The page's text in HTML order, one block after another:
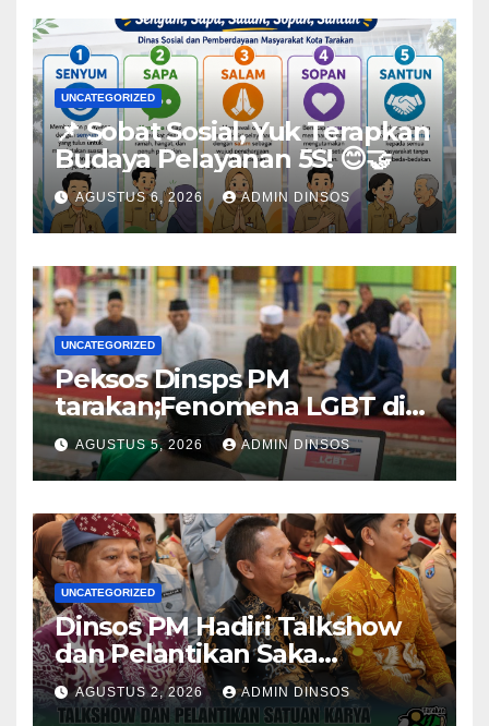
UNCATEGORIZED
📌 Sobat Sosial, Yuk Terapkan
Budaya Pelayanan 5S! 😊🤝
AGUSTUS 6, 2026 ADMIN DINSOS
UNCATEGORIZED
Peksos Dinsps PM
tarakan;Fenomena LGBT di
Sekitar Kita, Apa yang Harus
Dilakukan?
AGUSTUS 5, 2026 ADMIN DINSOS
UNCATEGORIZED
Dinsos PM Hadiri Talkshow
dan Pelantikan Saka
Pramuka Anti Narkotika Kota
Tarakan
AGUSTUS 2, 2026 ADMIN DINSOS